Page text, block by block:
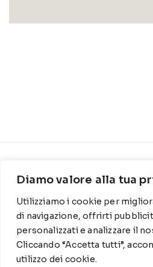
Diamo valore alla tua
Utilizziamo i cookie per
di navigazione, offrirti
personalizzati e analizzare il
Cliccando “Accetta tutti”,
utilizzo dei cookie.
1316 - 70044 Polignano a
mare
T
WZ: 329 6510725